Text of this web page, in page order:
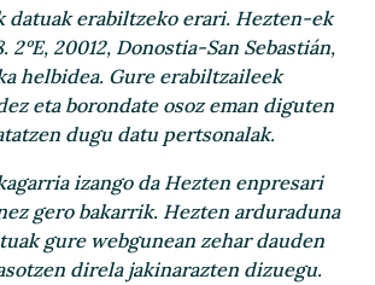
datuak erabiltzeko erari. Hezten-ek
2ºE, 20012, Donostia-San Sebastián,
helbidea. Gure erabiltzaileek
eta borondate osoz eman diguten
dugu datu pertsonalak.
izango da Hezten enpresari
gero bakarrik. Hezten arduraduna
gure webgunean zehar dauden
direla jakinarazten dizuegu.